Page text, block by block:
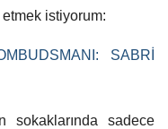
etmek istiyorum:
SABRİ
sokaklarında sadece